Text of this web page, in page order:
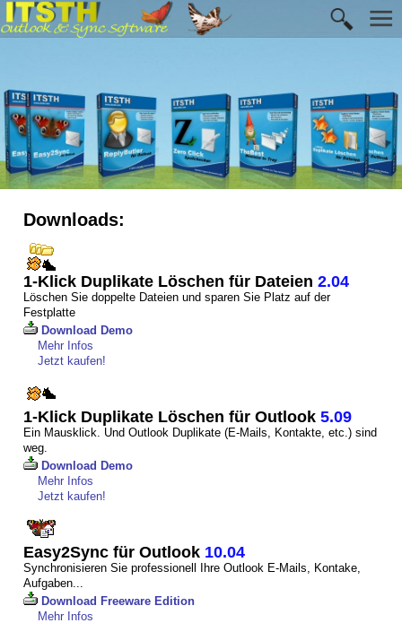
Downloads:
1-Klick Duplikate Löschen für Dateien 2.04
Löschen Sie doppelte Dateien und sparen Sie Platz auf der
Festplatte
Download Demo
Mehr Infos
Jetzt kaufen!
1-Klick Duplikate Löschen für Outlook 5.09
Ein Mausklick. Und Outlook Duplikate (E-Mails, Kontakte, etc.) sind
weg.
Download Demo
Mehr Infos
Jetzt kaufen!
Easy2Sync für Outlook 10.04
Synchronisieren Sie professionell Ihre Outlook E-Mails, Kontake,
Aufgaben...
Download Freeware Edition
Mehr Infos